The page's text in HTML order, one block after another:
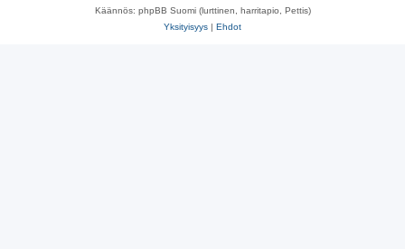
Käännös: phpBB Suomi (lurttinen, harritapio, Pettis)
Yksityisyys | Ehdot